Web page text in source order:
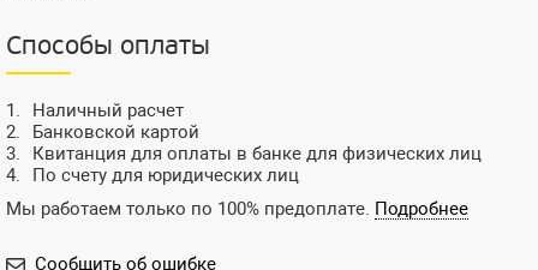
Способы оплаты
Наличный расчет
Банковской картой
Квитанция для оплаты в банке для физических лиц
По счету для юридических лиц
Мы работаем только по 100% предоплате. Подробнее
Сообщить об ошибке